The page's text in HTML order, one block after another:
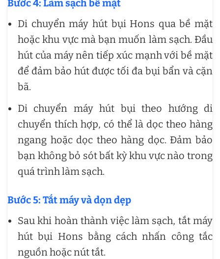
Bước 4: Làm sạch bề mặt
Di chuyển máy hút bụi Hons qua bề mặt
hoặc khu vực mà bạn muốn làm sạch. Đầu
hút của máy nên tiếp xúc mạnh với bề mặt
để đảm bảo hút được tối đa bụi bẩn và cặn
bã.
Di chuyển máy hút bụi theo hướng di
chuyển thích hợp, có thể là dọc theo hàng
ngang hoặc dọc theo hàng dọc. Đảm bảo
bạn không bỏ sót bất kỳ khu vực nào trong
quá trình làm sạch.
Bước 5: Tắt máy và dọn dẹp
Sau khi hoàn thành việc làm sạch, tắt máy
hút bụi Hons bằng cách nhấn công tắc
nguồn hoặc nút tắt.